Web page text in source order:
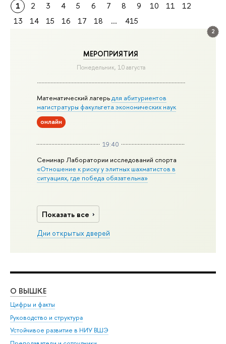
2
МЕРОПРИЯТИЯ
Понедельник, 10 августа
Математический лагерьдля абитуриентов
магистратуры факультета экономических наук
онлайн
19:40
Семинар Лаборатории исследований спорта
«Отношение к риску у элитных шахматистов в
ситуациях, где победа обязательна»
Показать все
Дни открытых дверей
1 2 3 4 5 6 7 8 9 10 11
12
13
14 15 16 17 18 ... 415
О ВЫШКЕ
Цифры и факты
Руководство и структура
Устойчивое развитие в НИУ ВШЭ